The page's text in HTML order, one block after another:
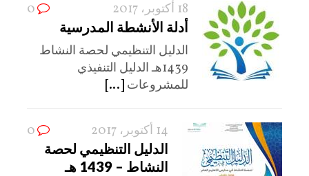
18 أكتوبر، 2017 0
أدلة الأنشطة المدرسية
الدليل التنظيمي لحصة النشاط
1439هـ الدليل التنفيذي
للمشروعات [...]
14 أكتوبر، 2017 0
الدليل التنظيمي لحصة
النشاط – 1439 هـ